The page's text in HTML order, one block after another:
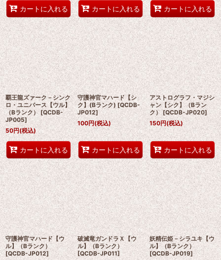
カートに入れる カートに入れる カートに入れる
覇王龍ズァーク－シンク
ロ・ユニバース【ウル】
（Bランク） [QCDB-
JP005]
50円(税込)
カートに入れる
守護神官マハード【シ
ク】(Bランク) [QCDB-
JP012]
100円(税込)
カートに入れる
アストログラフ・マジシ
ャン【シク】（Bラン
ク） [QCDB-JP020]
150円(税込)
カートに入れる
守護神官マハード【ウ
ル】（Bランク）
[QCDB-JP012]
破滅竜ガンドラＸ【ウ
ル】（Bランク）
[QCDB-JP011]
妖精伝姫－シラユキ【ウ
ル】（Bランク）
[QCDB-JP019]